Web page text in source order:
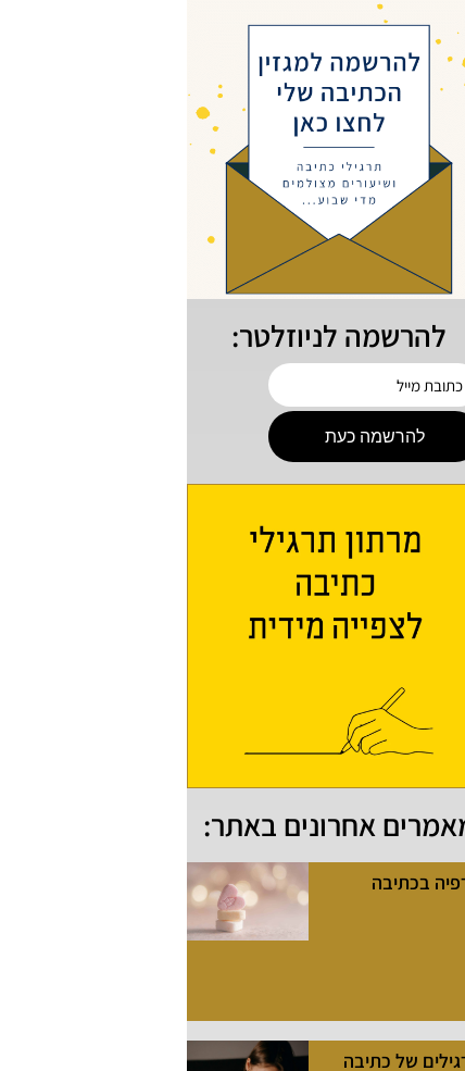
להרשמה לניוזלטר:
להרשמה כעת
אחרונים באתר:
בכתיבה
של כתיבה